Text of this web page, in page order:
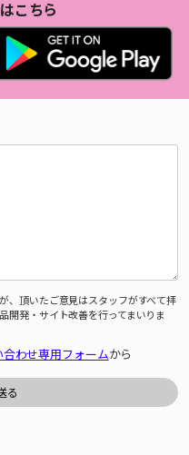
こちら
、頂いたご意見はスタッフがすべて拝
開発・サイト改善を行ってまいりま
合わせ専用フォームから